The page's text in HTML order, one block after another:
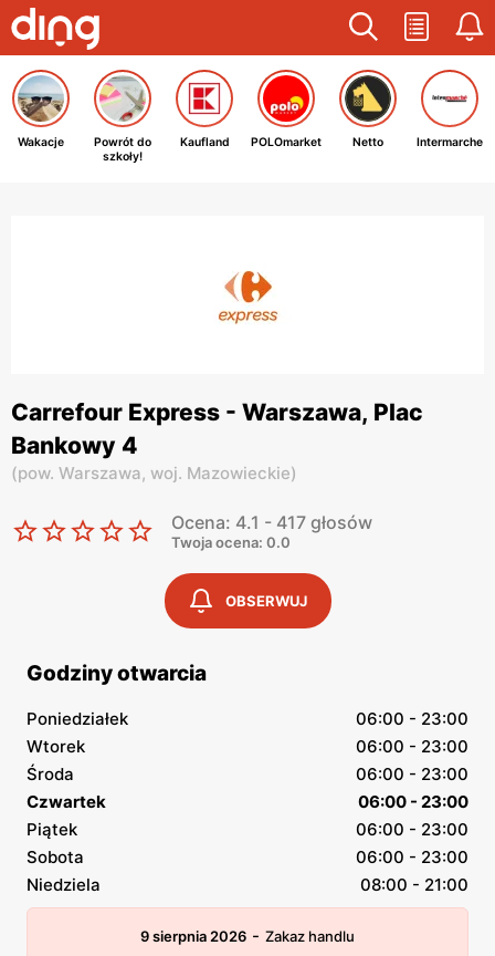
Wakacje
Powrót do
szkoły!
Kaufland POLOmarket Netto Intermarche
Carrefour Express - Warszawa, Plac
Bankowy 4
(pow. Warszawa, woj. Mazowieckie)
Ocena: 4.1 - 417 głosów
Twoja ocena: 0.0
OBSERWUJ
Godziny otwarcia
Poniedziałek
06:00 - 23:00
Wtorek
06:00 - 23:00
Środa
06:00 - 23:00
Czwartek
06:00 - 23:00
Piątek
06:00 - 23:00
Sobota
06:00 - 23:00
Niedziela
08:00 - 21:00
9 sierpnia 2026 - Zakaz handlu